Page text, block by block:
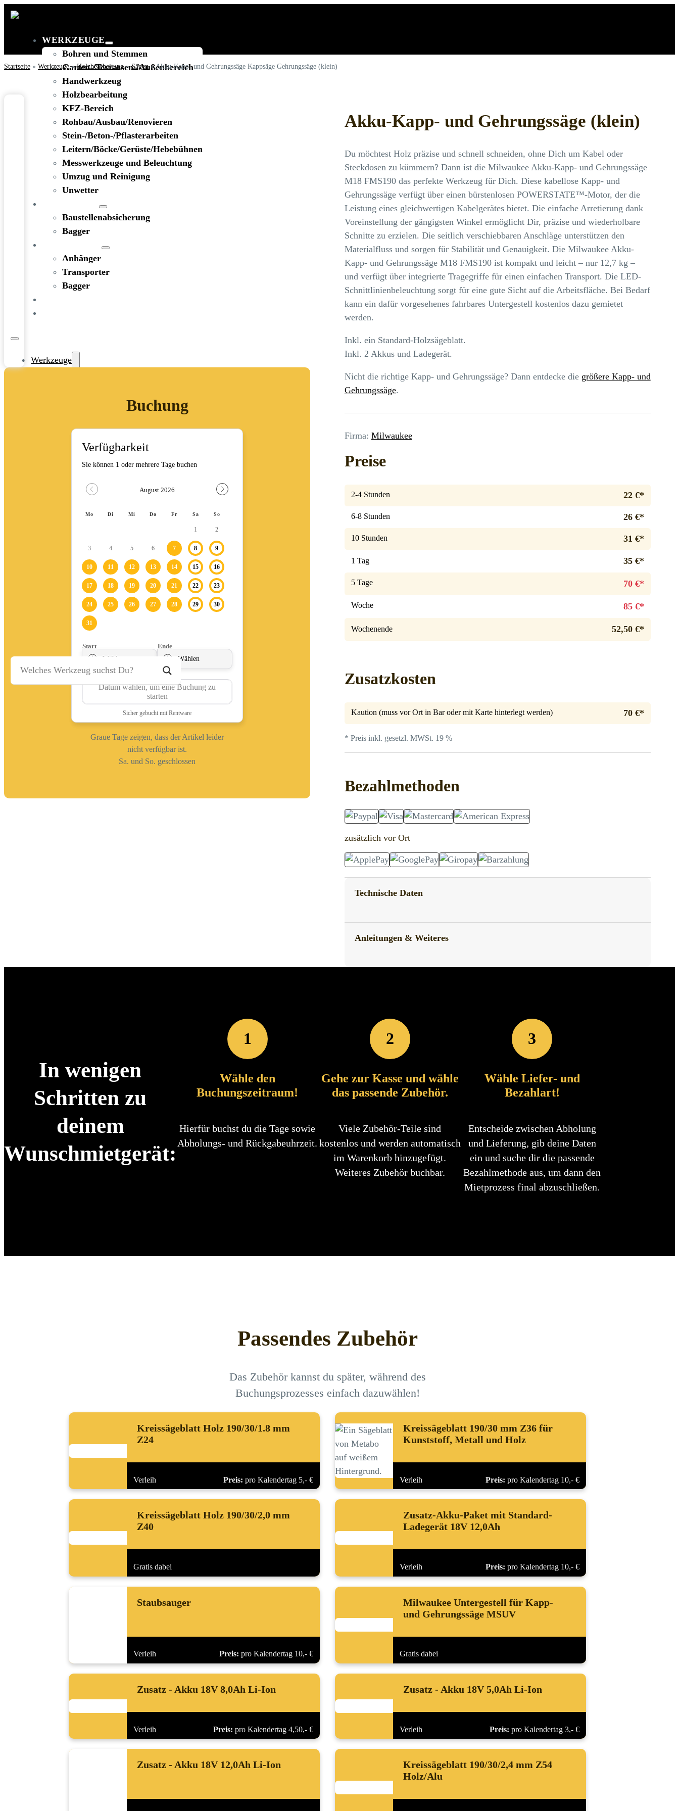
WERKZEUGE
Bohren und Stemmen
Garten-/Terrassen-/Außenbereich
Handwerkzeug
Holzbearbeitung
KFZ-Bereich
Rohbau/Ausbau/Renovieren
Stein-/Beton-/Pflasterarbeiten
Leitern/Böcke/Gerüste/Hebebühnen
Messwerkzeuge und Beleuchtung
Umzug und Reinigung
Unwetter
Baustellenabsicherung
Bagger
Anhänger
Transporter
Bagger
Werkzeuge
KFZ-Bereich
Rohbau/Ausbau/Renovieren
Stein-/Beton-/Pflasterarbeiten
Leitern/Böcke/Gerüste/Hebebühnen
Messwerkzeuge und Beleuchtung
Umzug und Reinigung
Anhänger
Transporter
Startseite » Werkzeuge»Holzbearbeitung»Sägen»Akku-Kapp- und Gehrungssäge Kappsäge Gehrungssäge (klein)
Buchung
Graue Tage zeigen, dass der Artikel leider
nicht verfügbar ist.
Sa. und So. geschlossen
Akku-Kapp- und Gehrungssäge (klein)
Du möchtest Holz präzise und schnell schneiden, ohne Dich um Kabel oder
Steckdosen zu kümmern? Dann ist die Milwaukee Akku-Kapp- und Gehrungssäge
M18 FMS190 das perfekte Werkzeug für Dich. Diese kabellose Kapp- und
Gehrungssäge verfügt über einen bürstenlosen POWERSTATE™-Motor, der die
Leistung eines gleichwertigen Kabelgerätes bietet. Die einfache Arretierung dank
Voreinstellung der gängigsten Winkel ermöglicht Dir, präzise und wiederholbare
Schnitte zu erzielen. Die seitlich verschiebbaren Anschläge unterstützen den
Materialfluss und sorgen für Stabilität und Genauigkeit. Die Milwaukee Akku-
Kapp- und Gehrungssäge M18 FMS190 ist kompakt und leicht – nur 12,7 kg –
und verfügt über integrierte Tragegriffe für einen einfachen Transport. Die LED-
Schnittlinienbeleuchtung sorgt für eine gute Sicht auf die Arbeitsfläche. Bei Bedarf
kann ein dafür vorgesehenes fahrbares Untergestell kostenlos dazu gemietet
werden.
Inkl. ein Standard-Holzsägeblatt.
Inkl. 2 Akkus und Ladegerät.
Nicht die richtige Kapp- und Gehrungssäge? Dann entdecke die größere Kapp- und
Gehrungssäge.
Firma: Milwaukee
Preise
2-4 Stunden 22 €*
6-8 Stunden 26 €*
10 Stunden 31 €*
1 Tag 35 €*
5 Tage 70 €*
Woche 85 €*
Wochenende 52,50 €*
Zusatzkosten
Kaution (muss vor Ort in Bar oder mit Karte hinterlegt werden) 70 €*
* Preis inkl. gesetzl. MWSt. 19 %
Bezahlmethoden
zusätzlich vor Ort
Technische Daten
Anleitungen & Weiteres
In wenigen
Schritten zu
deinem
Wunschmietgerät:
1
Wähle den
Buchungszeitraum!
Hierfür buchst du die Tage sowie
Abholungs- und Rückgabeuhrzeit.
2
Gehe zur Kasse und wähle
das passende Zubehör.
Viele Zubehör-Teile sind
kostenlos und werden automatisch
im Warenkorb hinzugefügt.
Weiteres Zubehör buchbar.
3
Wähle Liefer- und
Bezahlart!
Entscheide zwischen Abholung
und Lieferung, gib deine Daten
ein und suche dir die passende
Bezahlmethode aus, um dann den
Mietprozess final abzuschließen.
Passendes Zubehör
Das Zubehör kannst du später, während des
Buchungsprozesses einfach dazuwählen!
Kreissägeblatt Holz 190/30/1.8 mm
Z24
Verleih Preis: pro Kalendertag 5,- €
Kreissägeblatt 190/30 mm Z36 für
Kunststoff, Metall und Holz
Verleih Preis: pro Kalendertag 10,- €
Kreissägeblatt Holz 190/30/2,0 mm
Z40
Gratis dabei
Zusatz-Akku-Paket mit Standard-
Ladegerät 18V 12,0Ah
Verleih Preis: pro Kalendertag 10,- €
Staubsauger
Verleih Preis: pro Kalendertag 10,- €
Milwaukee Untergestell für Kapp-
und Gehrungssäge MSUV
Gratis dabei
Zusatz - Akku 18V 8,0Ah Li-Ion
Verleih Preis: pro Kalendertag 4,50,- €
Zusatz - Akku 18V 5,0Ah Li-Ion
Verleih Preis: pro Kalendertag 3,- €
Zusatz - Akku 18V 12,0Ah Li-Ion
Kreissägeblatt 190/30/2,4 mm Z54
Holz/Alu